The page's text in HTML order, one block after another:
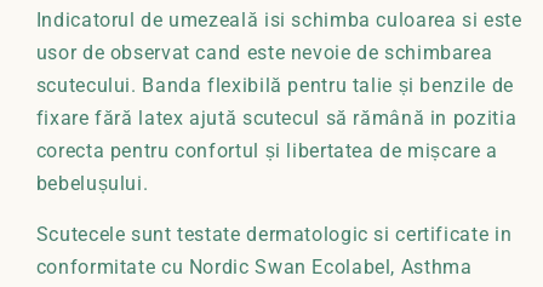
Indicatorul de umezeală isi schimba culoarea si este
usor de observat cand este nevoie de schimbarea
scutecului. Banda flexibilă pentru talie și benzile de
fixare fără latex ajută scutecul să rămână in pozitia
corecta pentru confortul și libertatea de mișcare a
bebelușului.
Scutecele sunt testate dermatologic si certificate in
conformitate cu Nordic Swan Ecolabel, Asthma